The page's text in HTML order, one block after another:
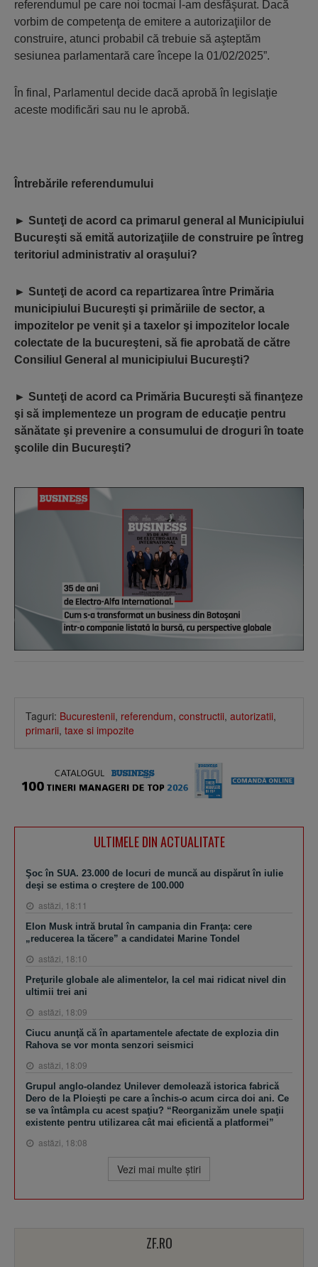
referendumul pe care noi tocmai l-am desfăşurat. Dacă
vorbim de competenţa de emitere a autorizaţiilor de
construire, atunci probabil că trebuie să aşteptăm
sesiunea parlamentară care începe la 01/02/2025”.
În final, Parlamentul decide dacă aprobă în legislaţie
aceste modificări sau nu le aprobă.
Întrebările referendumului
► Sunteţi de acord ca primarul general al Municipiului
Bucureşti să emită autorizaţiile de construire pe întreg
teritoriul administrativ al oraşului?
► Sunteţi de acord ca repartizarea între Primăria
municipiului Bucureşti şi primăriile de sector, a
impozitelor pe venit şi a taxelor şi impozitelor locale
colectate de la bucureşteni, să fie aprobată de către
Consiliul General al municipiului Bucureşti?
► Sunteţi de acord ca Primăria Bucureşti să finanţeze
şi să implementeze un program de educaţie pentru
sănătate şi prevenire a consumului de droguri în toate
şcolile din Bucureşti?
Taguri: Bucurestenii, referendum, constructii, autorizatii,
primarii, taxe si impozite
ULTIMELE DIN ACTUALITATE
Şoc în SUA. 23.000 de locuri de muncă au dispărut în iulie
deşi se estima o creştere de 100.000
astăzi, 18:11
Elon Musk intră brutal în campania din Franţa: cere
„reducerea la tăcere” a candidatei Marine Tondel
astăzi, 18:10
Preţurile globale ale alimentelor, la cel mai ridicat nivel din
ultimii trei ani
astăzi, 18:09
Ciucu anunţă că în apartamentele afectate de explozia din
Rahova se vor monta senzori seismici
astăzi, 18:09
Grupul anglo-olandez Unilever demolează istorica fabrică
Dero de la Ploieşti pe care a închis-o acum circa doi ani. Ce
se va întâmpla cu acest spaţiu? “Reorganizăm unele spaţii
existente pentru utilizarea cât mai eficientă a platformei”
astăzi, 18:08
Vezi mai multe ştiri
ZF.RO